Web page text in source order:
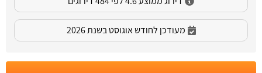
מעודכן לחודש אוגוסט בשנת 2026